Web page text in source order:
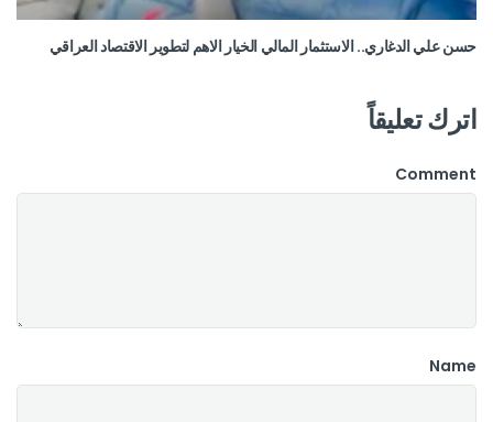
حسن علي الدغاري.. الاستثمار المالي الخيار الاهم لتطوير الاقتصاد العراقي
اترك تعليقاً
Comment
Name